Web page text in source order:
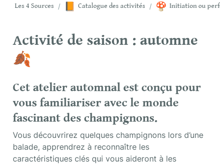
Les 4 Sources / 📙 Catalogue des activités / 🍄
Activité de saison : automne
🍂
Cet atelier automnal est conçu pour
vous familiariser avec le monde
fascinant des champignons.
Vous découvrirez quelques champignons lors d’une
balade, apprendrez à reconnaître les
caractéristiques clés qui vous aideront à les